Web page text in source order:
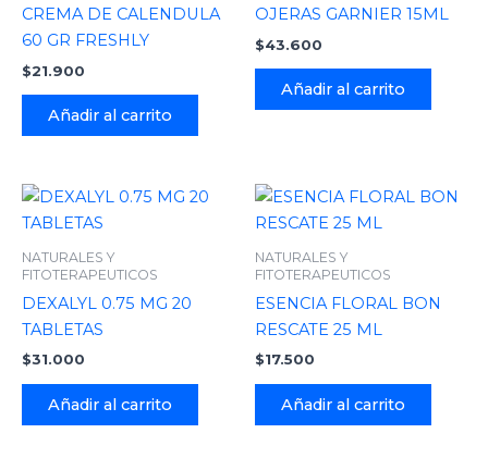
CREMA DE CALENDULA
60 GR FRESHLY
$21.900
Añadir al carrito
OJERAS GARNIER 15ML
$43.600
Añadir al carrito
NATURALES Y
FITOTERAPEUTICOS
DEXALYL 0.75 MG 20
TABLETAS
$31.000
Añadir al carrito
NATURALES Y
FITOTERAPEUTICOS
ESENCIA FLORAL BON
RESCATE 25 ML
$17.500
Añadir al carrito